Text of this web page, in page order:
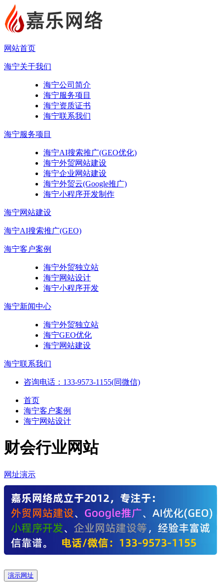
网站首页
海宁关于我们
海宁公司简介
海宁服务项目
海宁资质证书
海宁联系我们
海宁服务项目
海宁AI搜索推广(GEO优化)
海宁外贸网站建设
海宁企业网站建设
海宁外贸云(Google推广)
海宁小程序开发制作
海宁网站建设
海宁AI搜索推广(GEO)
海宁客户案例
海宁外贸独立站
海宁网站设计
海宁小程序开发
海宁新闻中心
海宁外贸独立站
海宁GEO优化
海宁网站建设
海宁联系我们
咨询电话：133-9573-1155(同微信)
首页
海宁客户案例
海宁网站设计
财会行业网站
网址演示
演示网址